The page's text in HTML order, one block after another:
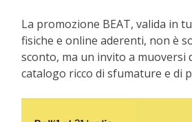
La promozione BEAT, valida in
fisiche e online aderenti, non è
sconto, ma un invito a muoversi
catalogo ricco di sfumature e di